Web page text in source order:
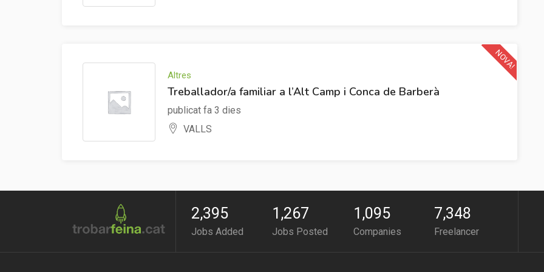
Altres
Treballador/a familiar a l’Alt Camp i Conca de Barberà
publicat fa 3 dies
VALLS
NOVA!
2,395
Jobs Added
1,267
Jobs Posted
1,095
Companies
7,348
Freelancer